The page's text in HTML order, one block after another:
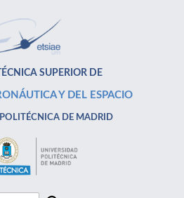
SUPERIOR DE
Y DEL ESPACIO
DE MADRID